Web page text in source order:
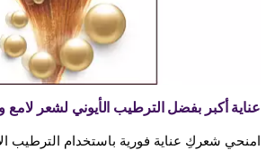
عناية أكبر بفضل الترطيب الأيوني لشعر لامع
امنحي شعركِ عناية فورية باستخدام الترطيب